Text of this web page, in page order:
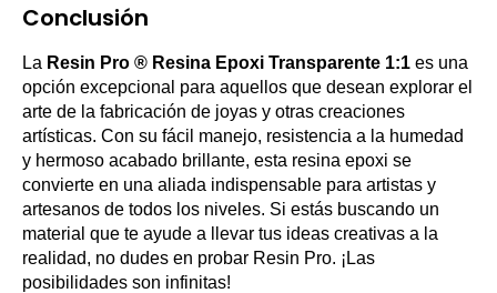
Conclusión
La Resin Pro ® Resina Epoxi Transparente 1:1 es una
opción excepcional para aquellos que desean explorar el
arte de la fabricación de joyas y otras creaciones
artísticas. Con su fácil manejo, resistencia a la humedad
y hermoso acabado brillante, esta resina epoxi se
convierte en una aliada indispensable para artistas y
artesanos de todos los niveles. Si estás buscando un
material que te ayude a llevar tus ideas creativas a la
realidad, no dudes en probar Resin Pro. ¡Las
posibilidades son infinitas!